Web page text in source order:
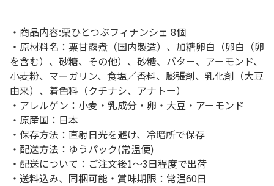
・商品内容:栗ひとつぶフィナンシェ 8個
・原材料名：栗甘露煮（国内製造）、加糖卵白（卵白（卵
を含む）、砂糖、その他）、砂糖、バター、アーモンド、
小麦粉、マーガリン、食塩／香料、膨張剤、乳化剤（大豆
由来）、着色料（クチナシ、アナトー）
・アレルゲン：小麦・乳成分・卵・大豆・アーモンド
・原産国：日本
・保存方法：直射日光を避け、冷暗所で保存
・配送方法：ゆうパック(常温便)
・配送について：ご注文後1～3日程度で出荷
・送料込み、同梱可能・賞味期限：常温60日